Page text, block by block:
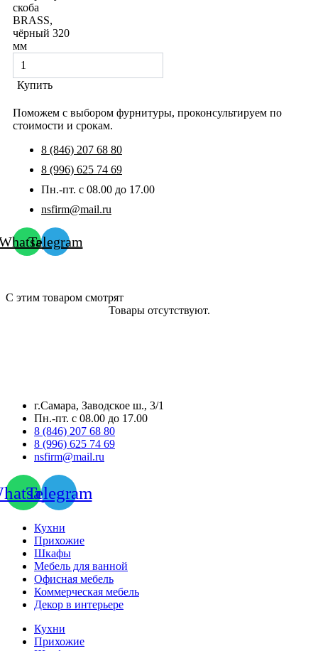
скоба
BRASS,
чёрный 320
мм
Купить
Поможем с выбором фурнитуры, проконсультируем по
стоимости и срокам.
8 (846) 207 68 80
8 (996) 625 74 69
Пн.-пт. с 08.00 до 17.00
nsfirm@mail.ru
Telegram
С этим товаром смотрят
Товары отсутствуют.
г.Самара, Заводское ш., 3/1
Пн.-пт. с 08.00 до 17.00
8 (846) 207 68 80
8 (996) 625 74 69
nsfirm@mail.ru
Telegram
Кухни
Прихожие
Шкафы
Мебель для ванной
Офисная мебель
Коммерческая мебель
Декор в интерьере
Кухни
Прихожие